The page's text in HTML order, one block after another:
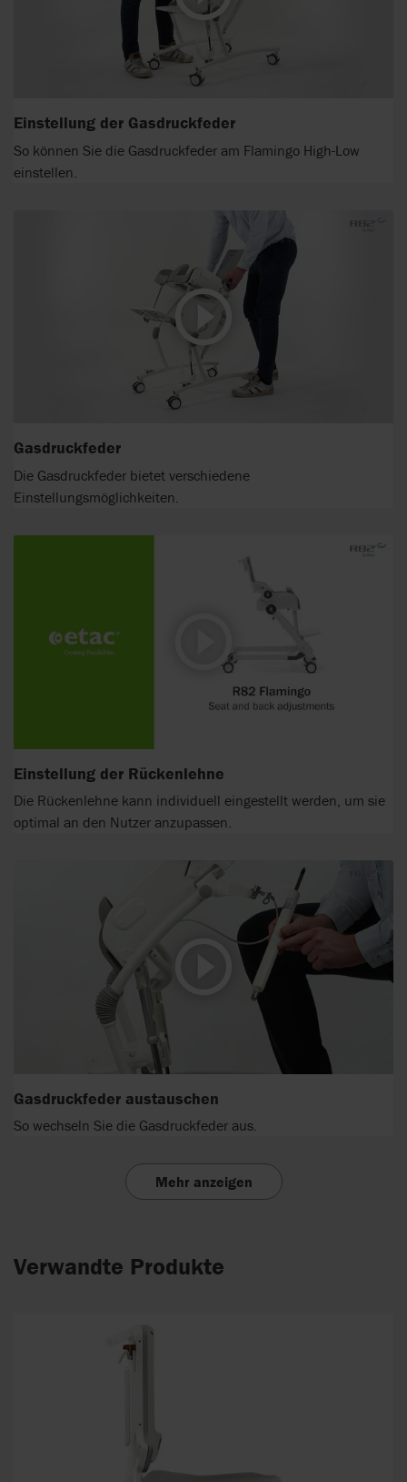
Einstellung der Gasdruckfeder
So können Sie die Gasdruckfeder am Flamingo High-Low
einstellen.
Gasdruckfeder
Die Gasdruckfeder bietet verschiedene
Einstellungsmöglichkeiten.
Einstellung der Rückenlehne
Die Rückenlehne kann individuell eingestellt werden, um sie
optimal an den Nutzer anzupassen.
Gasdruckfeder austauschen
So wechseln Sie die Gasdruckfeder aus.
Mehr anzeigen
Verwandte Produkte